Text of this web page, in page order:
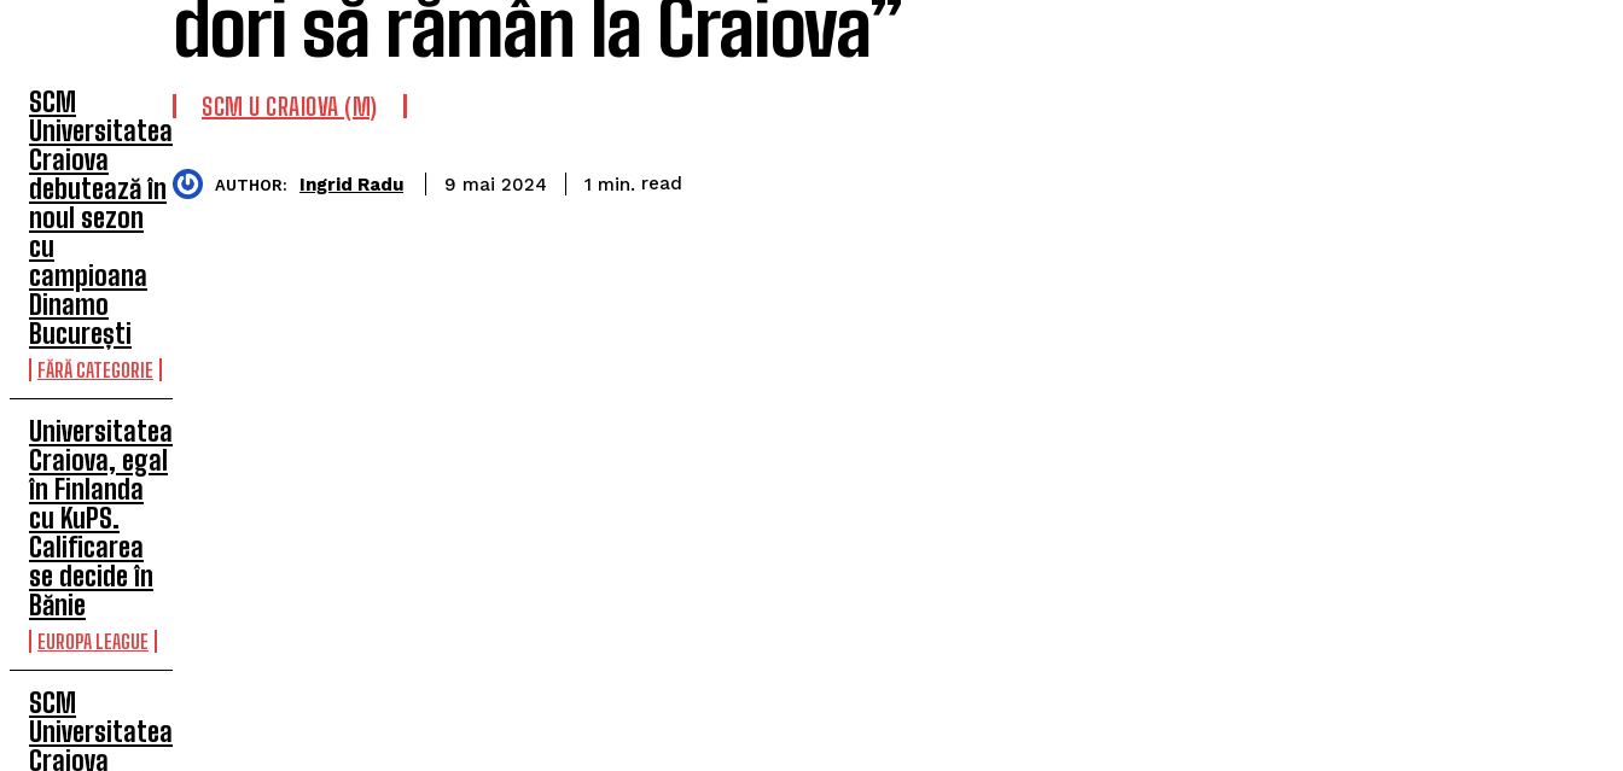
SCM
Universitatea
Craiova
debutează în
noul sezon
cu
campioana
Dinamo
București
FĂRĂ CATEGORIE
Universitatea
Craiova, egal
în Finlanda
cu KuPS.
Calificarea
se decide în
Bănie
EUROPA LEAGUE
SCM
Universitatea
Craiova
dori să rămân la Craiova”
SCM U CRAIOVA (M)
AUTHOR: Ingrid Radu 9 mai 2024 1 min. read